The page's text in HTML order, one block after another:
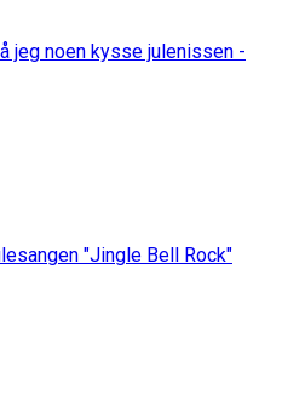
jeg noen kysse julenissen -
"Jingle Bell Rock"